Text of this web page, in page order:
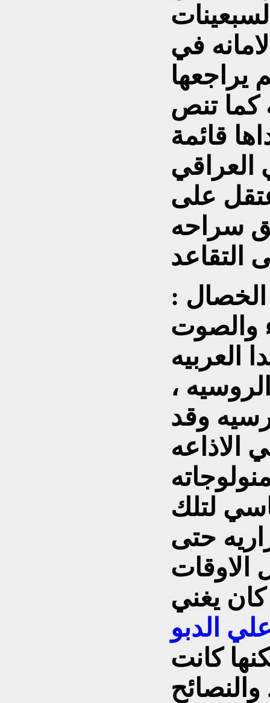
في
يراجعها
25 سنه كما تنص
قائمة
العراقي
على
سراحه
الخصال :
والصوت
عدا العربيه
،
وقد
الاذاعه
وكانت منولوجاته
لتلك
حتى
الاوقات
يغني
الدبو
كانت
والنصائح